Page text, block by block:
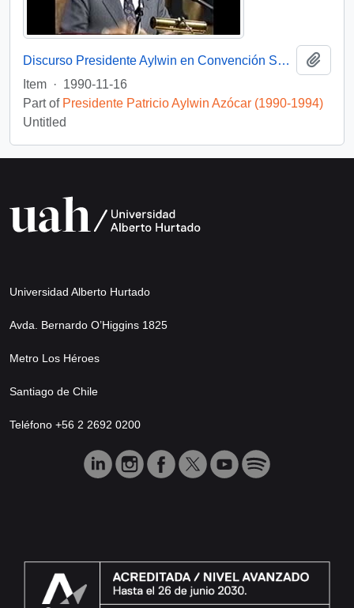
Discurso Presidente Aylwin en Convención Santiago: Video
Item · 1990-11-16
Part of Presidente Patricio Aylwin Azócar (1990-1994)
Untitled
Universidad Alberto Hurtado
Avda. Bernardo O’Higgins 1825
Metro Los Héroes
Santiago de Chile
Teléfono +56 2 2692 0200